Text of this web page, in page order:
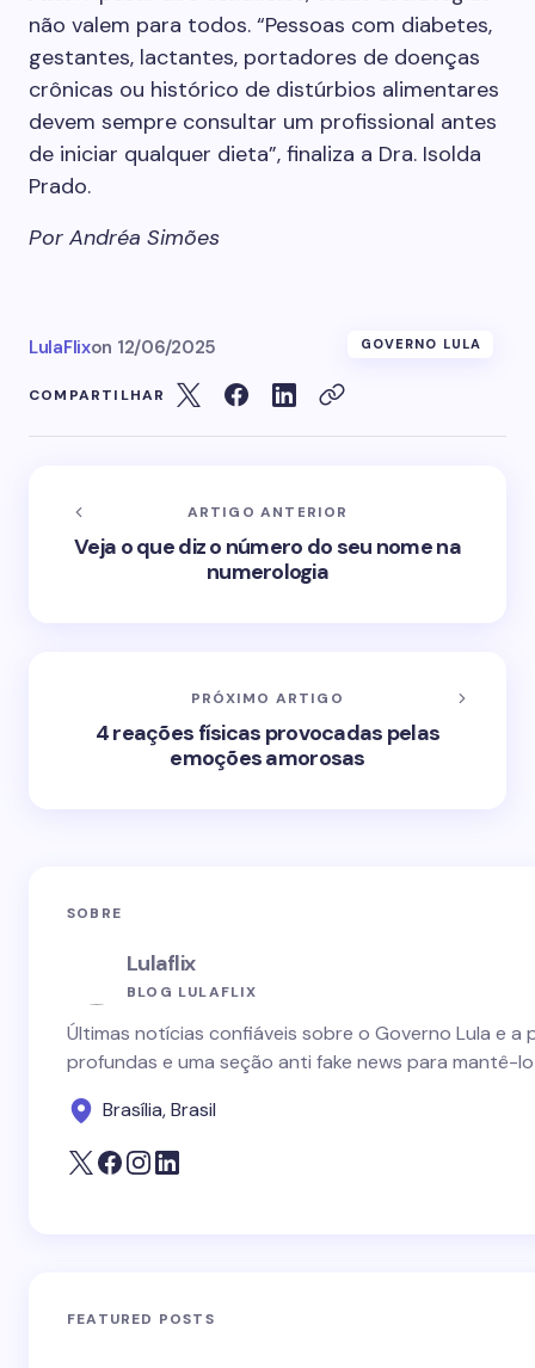
não valem para todos. “Pessoas com diabetes,
gestantes, lactantes, portadores de doenças
crônicas ou histórico de distúrbios alimentares
devem sempre consultar um profissional antes
de iniciar qualquer dieta”, finaliza a Dra. Isolda
Prado.
Por Andréa Simões
LulaFlixon 12/06/2025 GOVERNO LULA
COMPARTILHAR
ARTIGO ANTERIOR
Veja o que diz o número do seu nome na
numerologia
PRÓXIMO ARTIGO
4 reações físicas provocadas pelas
emoções amorosas
SOBRE
Lulaflix
BLOG LULAFLIX
Últimas notícias confiáveis sobre o Governo Lula e
profundas e uma seção anti fake news para mantê-
Brasília, Brasil
FEATURED POSTS